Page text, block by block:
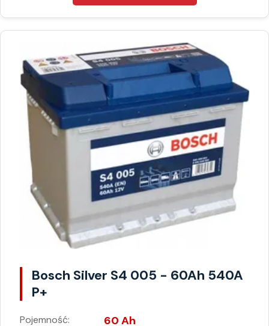
Bosch Silver S4 005 - 60Ah 540A
P+
Pojemność: 60 Ah